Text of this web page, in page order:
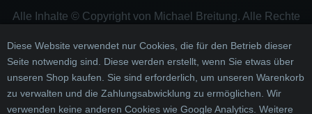
Alle Inhalte © Copyright von Michael Breitung. Alle Rechte
Impressum
Datenschutzerklärung
Haftungsausschluss
Diese Website verwendet nur Cookies, die für den Betrieb dieser
Seite notwendig sind. Diese werden erstellt, wenn Sie etwas über
unseren Shop kaufen. Sie sind erforderlich, um unseren Warenkorb
zu verwalten und die Zahlungsabwicklung zu ermöglichen. Wir
verwenden keine anderen Cookies wie Google Analytics. Weitere